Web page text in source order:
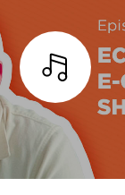
ฟัง